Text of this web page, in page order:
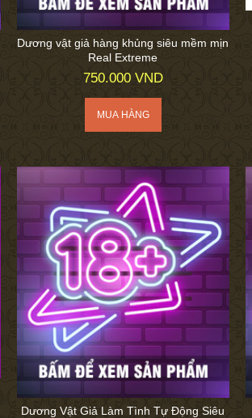
Dương vật giả hàng khủng siêu mềm mịn
Real Extreme
750.000 VND
Dương Vật Giả Làm Tình Tự Động Siêu